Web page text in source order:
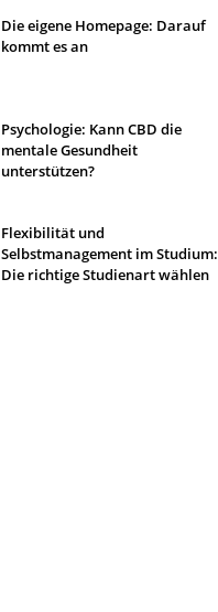
Die eigene Homepage: Darauf
kommt es an
Psychologie: Kann CBD die
mentale Gesundheit
unterstützen?
Flexibilität und
Selbstmanagement im Studium:
Die richtige Studienart wählen